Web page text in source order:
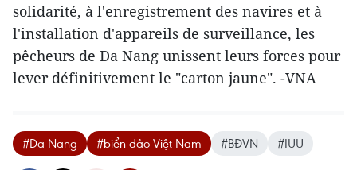
solidarité, à l'enregistrement des navires et à
l'installation d'appareils de surveillance, les
pêcheurs de Da Nang unissent leurs forces pour
lever définitivement le "carton jaune". -VNA
#​Da Nang #biển đảo Việt Nam #BĐVN #IUU